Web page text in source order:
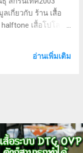
เกี่ยวกับ ร้าน เสื้อ
เสื้อโปโล
คาส่ง 9,000 ตัว. หา
ผลงานจากทางร้าน
ตัว ทั่วประเทศไทย
300 ตัว กาฬสินธุ์”
เสื้อ ยืด ขายส่ง
“เสื้อ spu”
อ่านเพิ่มเติม